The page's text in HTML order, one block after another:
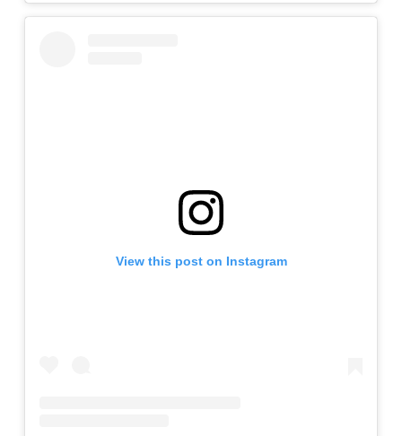
View this post on Instagram